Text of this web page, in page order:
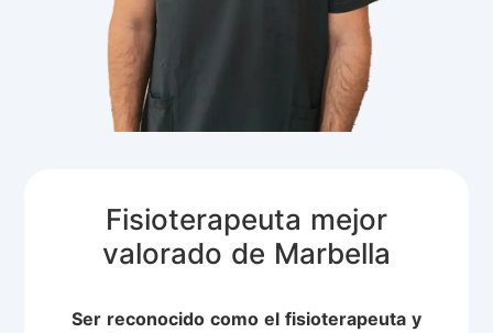
Fisioterapeuta mejor
valorado de Marbella
Ser reconocido como el fisioterapeuta y